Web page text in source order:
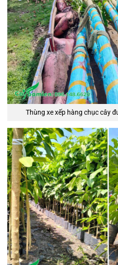
Thùng xe xếp hàng chục cây